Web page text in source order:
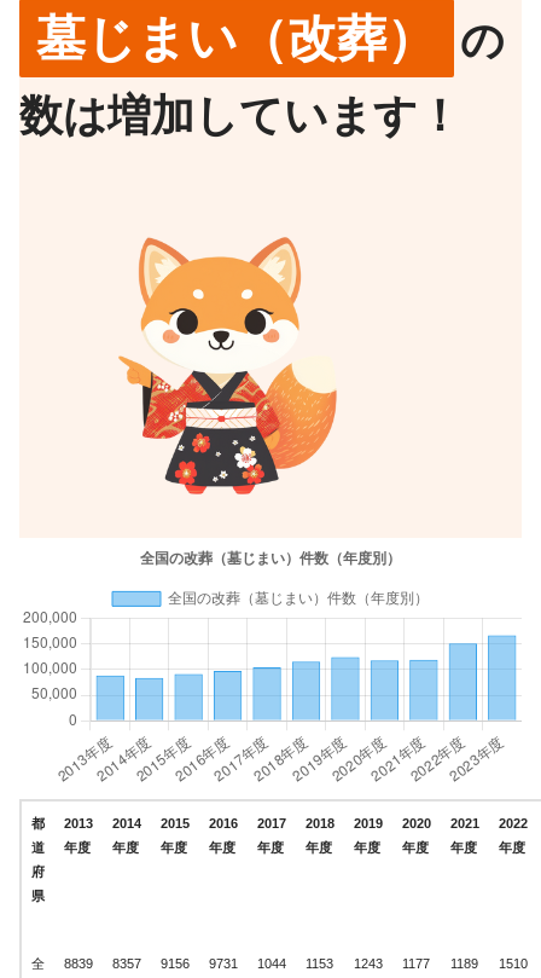
墓じまい（改葬）
の
数は増加しています！
都
道
府
県
2013
年度
2014
年度
2015
年度
2016
年度
2017
年度
2018
年度
2019
年度
2020
年度
2021
年度
2022
年度
全
8839
8357
9156
9731
1044
1153
1243
1177
1189
1510